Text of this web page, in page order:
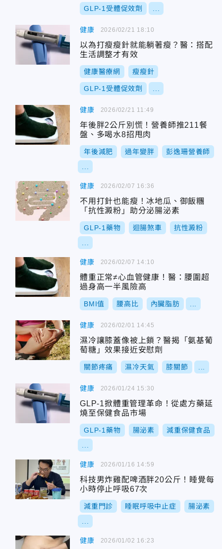
GLP-1受體促效劑
健康
以為打瘦瘦針就能躺著瘦？醫：搭配
生活調整才有效
健康醫療網 瘦瘦針
GLP-1受體促效劑
2026/02/21 18:10
健康
年後胖2公斤別慌！營養師推211餐
盤、多喝水8招甩肉
年後減肥 過年變胖 彭逸珊營養師
2026/02/21 11:49
健康
不用打針也能瘦！冰地瓜、御飯糰
「抗性澱粉」助分泌腸泌素
GLP-1藥物 迴腸煞車 抗性澱粉
2026/02/07 16:36
健康
體重正常≠心血管健康！醫：腰圍超
過身高一半風險高
BMI值 腰高比 內臟脂肪
2026/02/07 14:10
健康
濕冷讓膝蓋像被上鎖？醫揭「氨基葡
萄糖」效果接近安慰劑
關節疼痛 濕冷天氣 膝關節
2026/02/01 14:45
健康
GLP-1掀體重管理革命！從處方藥延
燒至保健食品市場
GLP-1藥物 腸泌素 減重保健食品
2026/01/24 15:30
健康
科技男炸雞配啤酒胖20公斤！睡覺每
小時停止呼吸67次
減重門診 睡眠呼吸中止症 腸泌素
2026/01/16 14:59
健康 2026/01/02 16:23